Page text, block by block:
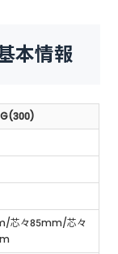
本情報
芯々85mm/芯々